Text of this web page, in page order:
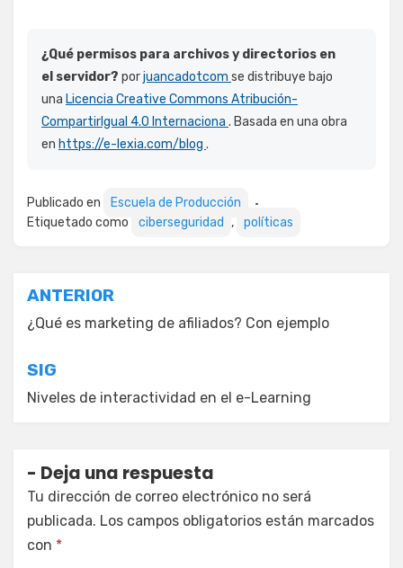
¿Qué permisos para archivos y directorios en
el servidor? porjuancadotcom se distribuye bajo
una Licencia Creative Commons Atribución-
CompartirIgual 4.0 Internaciona . Basada en una obra
en https://e-lexia.com/blog .
Publicado en
Escuela de Producción
Etiquetado como
ciberseguridad , políticas
Navegación
de
ANTERIOR
¿Qué es marketing de afiliados? Con ejemplo
SIG
Niveles de interactividad en el e-Learning
Deja una respuesta
Tu dirección de correo electrónico no será
publicada. Los campos obligatorios están marcados
con *